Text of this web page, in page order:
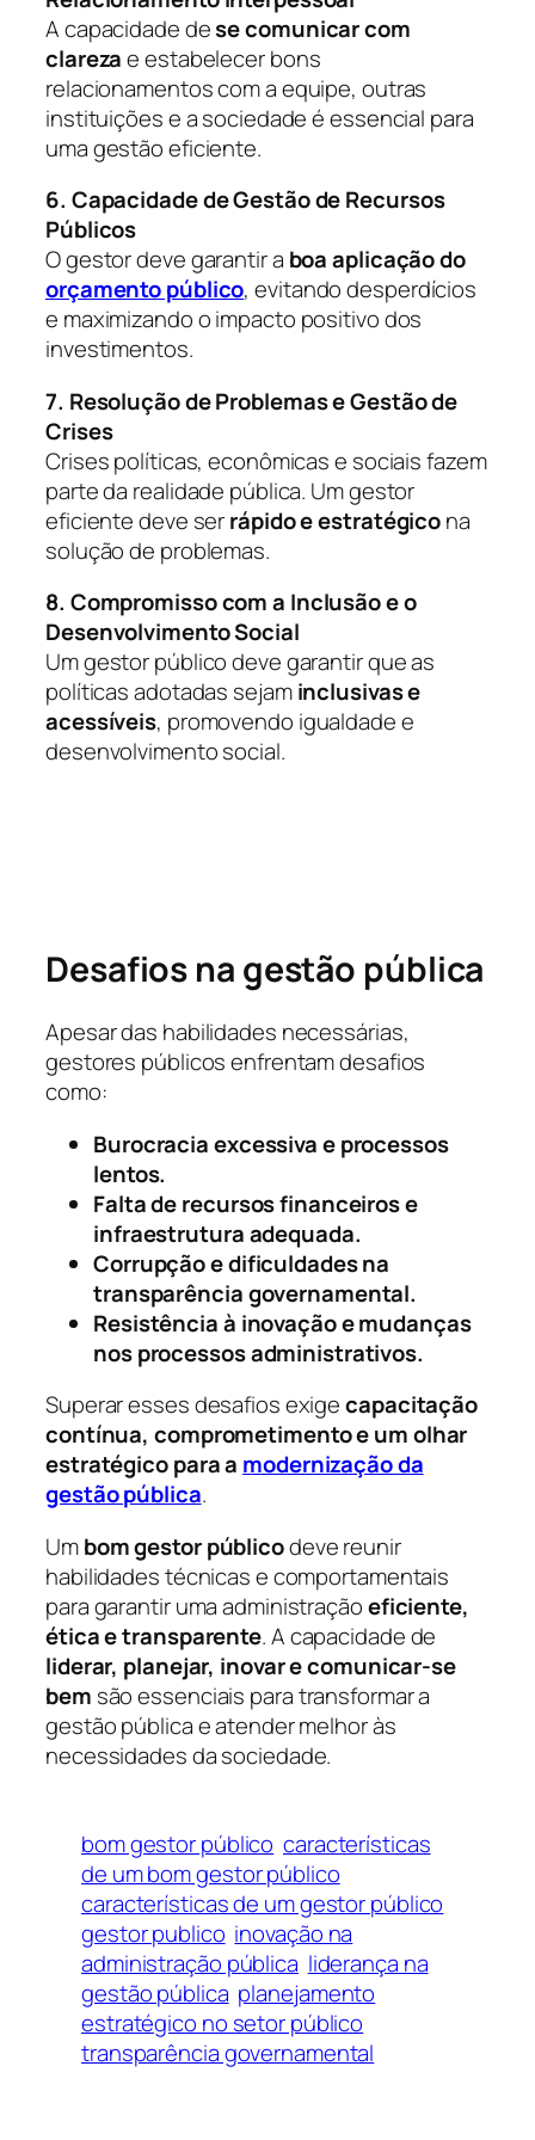
A capacidade dese comunicar com
clarezae estabelecer bons
relacionamentos com a equipe, outras
instituições e a sociedade é essencial para
uma gestão eficiente.
6. Capacidade de Gestão de Recursos
Públicos
O gestor deve garantir a boa aplicação do
orçamento público, evitando desperdícios
e maximizando o impacto positivo dos
investimentos.
7. Resolução de Problemas e Gestão de
Crises
Crises políticas, econômicas e sociais fazem
parte da realidade pública. Um gestor
eficiente deve serrápido e estratégicona
solução de problemas.
8. Compromisso com a Inclusão e o
Desenvolvimento Social
Um gestor público deve garantir que as
políticas adotadas sejaminclusivas e
acessíveis, promovendo igualdade e
desenvolvimento social.
Desafios na gestão pública
Apesar das habilidades necessárias,
gestores públicos enfrentam desafios
como:
Burocracia excessiva e processos
lentos.
Falta de recursos financeiros e
infraestrutura adequada.
Corrupção e dificuldades na
transparência governamental.
Resistência à inovação e mudanças
nos processos administrativos.
Superar esses desafios exigecapacitação
contínua, comprometimento e um olhar
estratégico para a modernização da
gestão pública.
Umbom gestor públicodeve reunir
habilidades técnicas e comportamentais
para garantir uma administraçãoeficiente,
ética e transparente. A capacidade de
liderar, planejar, inovar e comunicar-se
bem são essenciais para transformar a
gestão pública e atender melhor às
necessidades da sociedade.
bom gestor público características
de um bom gestor público
características de um gestor público
gestor publico inovação na
administração pública liderança na
gestão pública planejamento
estratégico no setor público
transparência governamental